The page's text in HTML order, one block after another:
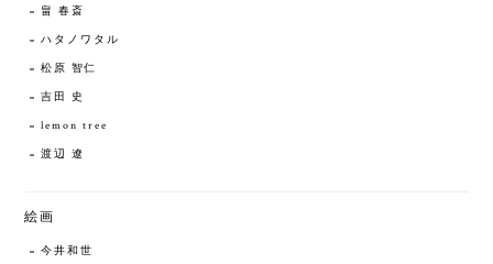
畠 春斎
ハタノワタル
松原 智仁
吉田 史
lemon tree
渡辺 遼
絵画
今井和世